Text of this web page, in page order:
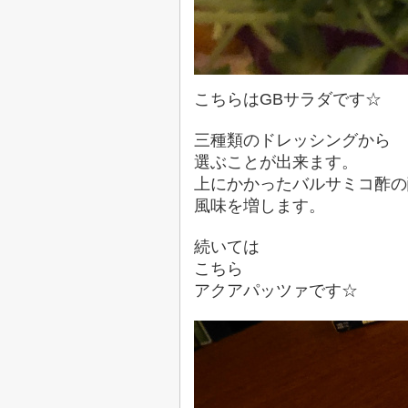
こちらはGBサラダです☆
三種類のドレッシングから
選ぶことが出来ます。
上にかかったバルサミコ酢
風味を増します。
続いては
こちら
アクアパッツァです☆